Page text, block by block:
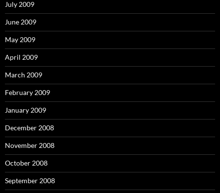
July 2009
June 2009
May 2009
April 2009
March 2009
February 2009
January 2009
December 2008
November 2008
October 2008
September 2008